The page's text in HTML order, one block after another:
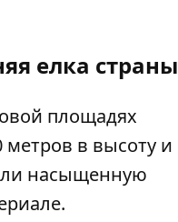
елка страны
площадях
метров в высоту и
насыщенную
.